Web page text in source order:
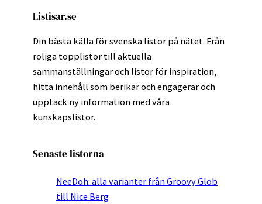
Listisar.se
Din bästa källa för svenska listor på nätet. Från
roliga topplistor till aktuella
sammanställningar och listor för inspiration,
hitta innehåll som berikar och engagerar och
upptäck ny information med våra
kunskapslistor.
Senaste listorna
NeeDoh: alla varianter från Groovy Glob
till Nice Berg